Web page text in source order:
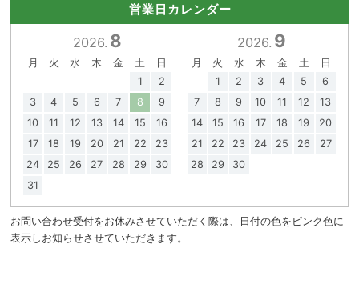
営業日カレンダー
2026. 8
月 火 水 木 金 土
日
1
2
3
4 5 6 7 8
9
10
11 12 13 14 15
16
17
18 19 20 21 22
23
24
25 26 27 28 29
30
31
2026. 9
月 火 水 木 金 土
日
1
2 3 4 5
6
7
8 9 10 11 12
13
14
15 16 17 18 19
20
21
22 23 24 25 26
27
28
29 30
お問い合わせ受付をお休みさせていただく際は、日付の色をピンク色に
表示しお知らせさせていただきます。